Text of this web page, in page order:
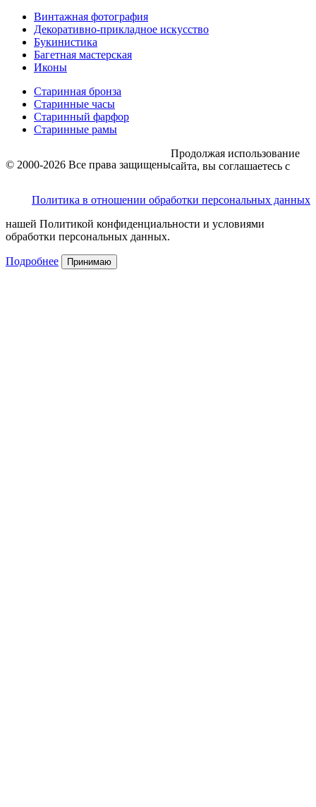
Винтажная фотография
Декоративно-прикладное искусство
Букинистика
Багетная мастерская
Иконы
Старинная бронза
Старинные часы
Старинный фарфор
Старинные рамы
© 2000-2026 Все права защищены
Политика в отношении обработки персональных данных
Продолжая использование
сайта, вы соглашаетесь с
нашей Политикой конфиденциальности и условиями
обработки персональных данных.
Подробнее Принимаю